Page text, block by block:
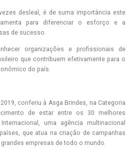
desleal, é de suma importância este
para diferenciar o esforço e a
de sucesso.
organizações e profissionais de
que contribuem efetivamente para o
do país.
conferiu à Asga Brindes, na Categoria
de estar entre os 30 melhores
uma agência multinacional
que atua na criação de campanhas
empresas de todo o mundo.